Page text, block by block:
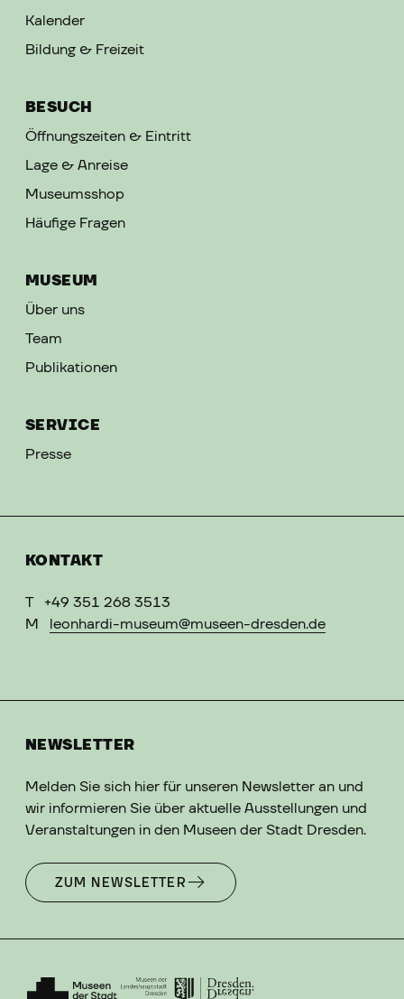
Kalender
Bildung & Freizeit
BESUCH
Öffnungszeiten & Eintritt
Lage & Anreise
Museumsshop
Häufige Fragen
MUSEUM
Über uns
Team
Publikationen
SERVICE
Presse
KONTAKT
T
+49 351 268 3513
M
leonhardi-museum@museen-dresden.de
NEWSLETTER
Melden Sie sich hier für unseren Newsletter an und
wir informieren Sie über aktuelle Ausstellungen und
Veranstaltungen in den Museen der Stadt Dresden.
ZUM NEWSLETTER